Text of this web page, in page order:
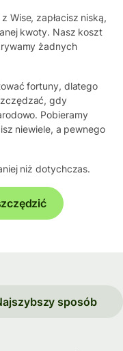
Wise, zapłacisz niską,
kwoty. Nasz koszt
żadnych
fortuny, dlatego
gdy
Pobieramy
niewiele, a pewnego
niż dotychczas.
sposób